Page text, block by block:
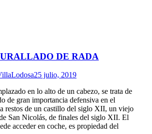
DE RADA
25 julio, 2019
en lo alto de un cabezo, se trata de
de gran importancia defensiva en el
restos de un castillo del siglo XII, un viejo
San Nicolás, de finales del siglo XII. El
acceder en coche, es propiedad del